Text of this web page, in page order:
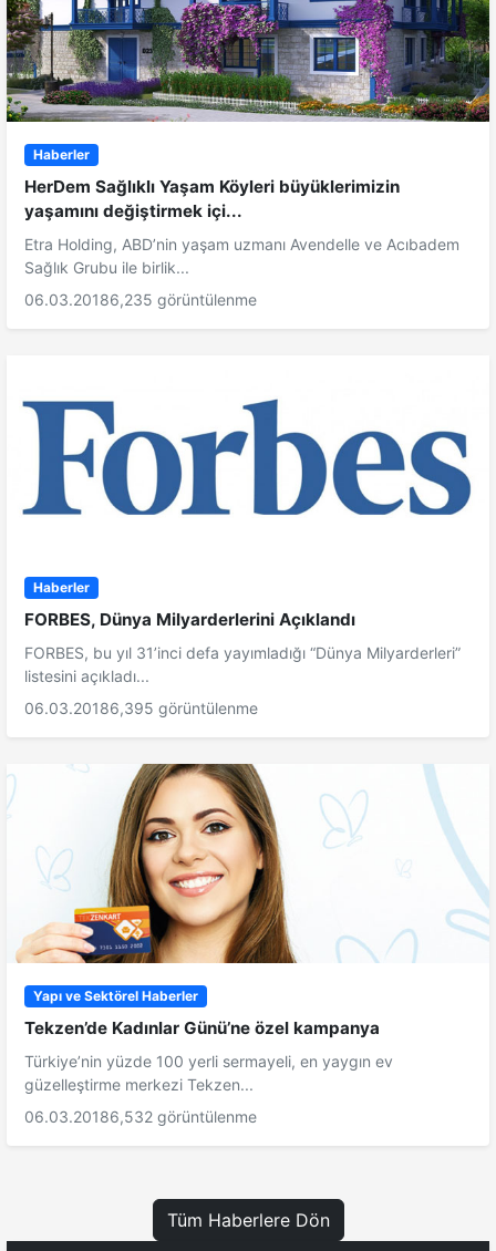
Haberler
HerDem Sağlıklı Yaşam Köyleri büyüklerimizin
yaşamını değiştirmek içi...
Etra Holding, ABD’nin yaşam uzmanı Avendelle ve Acıbadem
Sağlık Grubu ile birlik...
06.03.20186,235 görüntülenme
Haberler
FORBES, Dünya Milyarderlerini Açıklandı
FORBES, bu yıl 31’inci defa yayımladığı “Dünya Milyarderleri”
listesini açıkladı...
06.03.20186,395 görüntülenme
Yapı ve Sektörel Haberler
Tekzen’de Kadınlar Günü’ne özel kampanya
Türkiye’nin yüzde 100 yerli sermayeli, en yaygın ev
güzelleştirme merkezi Tekzen...
06.03.20186,532 görüntülenme
Tüm Haberlere Dön